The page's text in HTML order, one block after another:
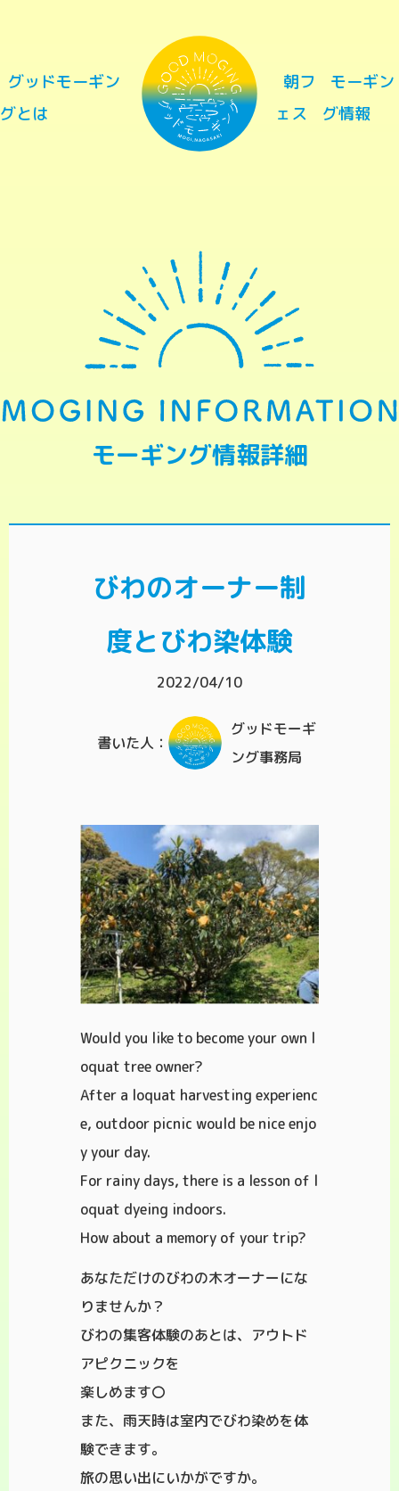
グッドモーギン
グとは
朝フ
ェス
モーギン
グ情報
モーギング情報詳細
びわのオーナー制
度とびわ染体験
2022/04/10
書いた人：
グッドモーギ
ング事務局
Would you like to become your own l
oquat tree owner?
After a loquat harvesting experienc
e, outdoor picnic would be nice enjo
y your day.
For rainy days, there is a lesson of l
oquat dyeing indoors.
How about a memory of your trip?
あなただけのびわの木オーナーにな
りませんか？
びわの集客体験のあとは、アウトド
アピクニックを
楽しめます〇
また、雨天時は室内でびわ染めを体
験できます。
旅の思い出にいかがですか。